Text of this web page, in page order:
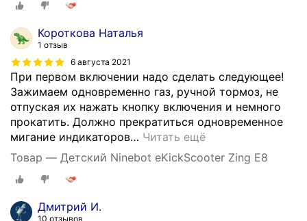
Короткова Наталья
1 отзыв
6 августа 2021
При первом включении надо сделать следующее!
Зажимаем одновременно газ, ручной тормоз, не
отпуская их нажать кнопку включения и немного
прокатить. Должно прекратиться одновременное
мигание индикаторов… Читать ещё
Товар — Детский Ninebot eKickScooter Zing E8
Дмитрий И.
10 отзывов